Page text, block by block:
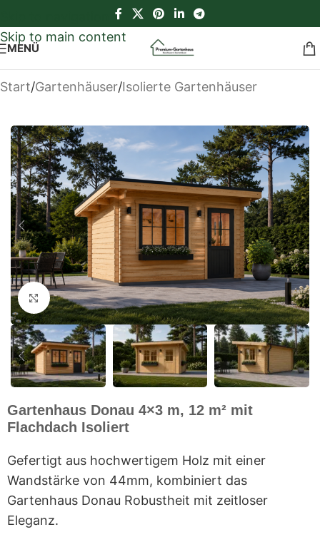
Skip to main content
MENÜ
Start/Gartenhäuser/Isolierte Gartenhäuser
Klick zum Vergrößern
Gartenhaus Donau 4×3 m, 12 m² mit
Flachdach Isoliert
Gefertigt aus hochwertigem Holz mit einer
Wandstärke von 44mm, kombiniert das
Gartenhaus Donau Robustheit mit zeitloser
Eleganz.